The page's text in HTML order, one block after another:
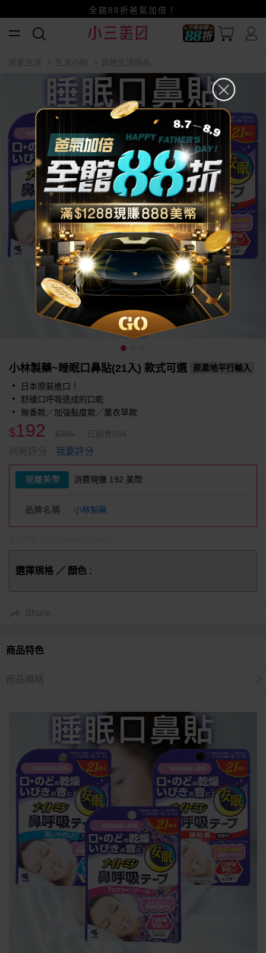
賺美幣~換好禮~立即換GO~
小三美日x全支付~美幣+全點折上折超划算
全館88折爸氣加倍！
居家生活 生活小物 其他生活用品
小林製藥~睡眠口鼻貼(21入) 款式可選
原產地平行輸入
日本原裝進口！
舒緩口呼吸造成的口乾
無香款／加強黏度款／薰衣草款
$192 $205 已銷售504
尚無評分 我要評分
現賺美幣 消費現賺 192 美幣
品牌名稱 小林製藥
選擇規格 ／ 顏色 :
Share
商品特色
商品規格